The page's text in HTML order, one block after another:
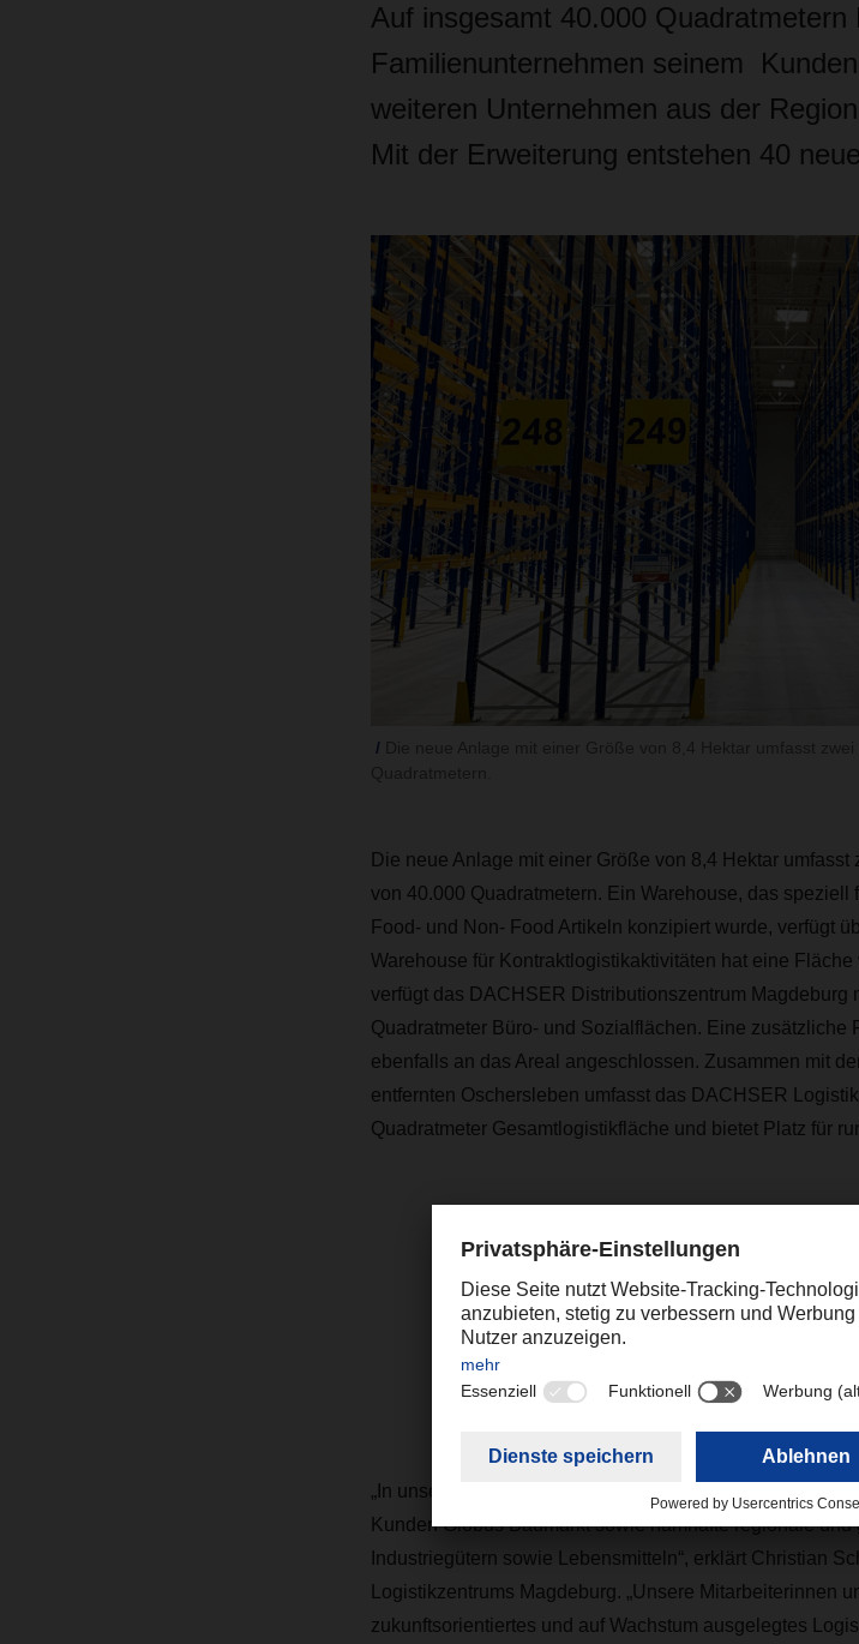
Auf insgesamt 40.000
Familienunternehmen seinem
weiteren Unternehmen aus der
Mit der Erweiterung entstehen 40
Die neue Anlage mit einer Größe von 8,4 Hektar
von 40.000 Quadratmetern. Ein Warehouse, das
Food- und Non- Food Artikeln konzipiert wurde, verfügt
Warehouse für Kontraktlogistikaktivitäten hat eine
verfügt das DACHSER Distributionszentrum Magdeburg
Quadratmeter Büro- und Sozialflächen. Eine zusätzliche
ebenfalls an das Areal angeschlossen. Zusammen mit
entfernten Oschersleben umfasst das DACHSER
Quadratmeter Gesamtlogistikfläche und bietet Platz für
“Unsere Mitarbeiterinnen
unsere Kunden ein
Wachstum ausgelegtes
Christian Schäckel, General Manager,
„In unserer neuen Anlage übernehmen wir Lager- und
Kunden Globus Baumarkt sowie namhafte regionale
Industriegütern sowie Lebensmitteln“, erklärt Christian
Logistikzentrums Magdeburg. „Unsere Mitarbeiterinnen
zukunftsorientiertes und auf Wachstum ausgelegtes